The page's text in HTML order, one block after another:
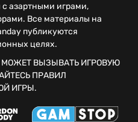
азартными играми,
Все материалы на
публикуются
целях.
МОЖЕТ ВЫЗЫВАТЬ ИГРОВУЮ
ПРАВИЛ
ИГРЫ.